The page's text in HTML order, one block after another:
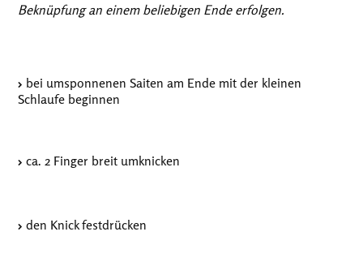
Beknüpfung an einem beliebigen Ende erfolgen.
bei umsponnenen Saiten am Ende mit der kleinen
Schlaufe beginnen
ca. 2 Finger breit umknicken
den Knick festdrücken